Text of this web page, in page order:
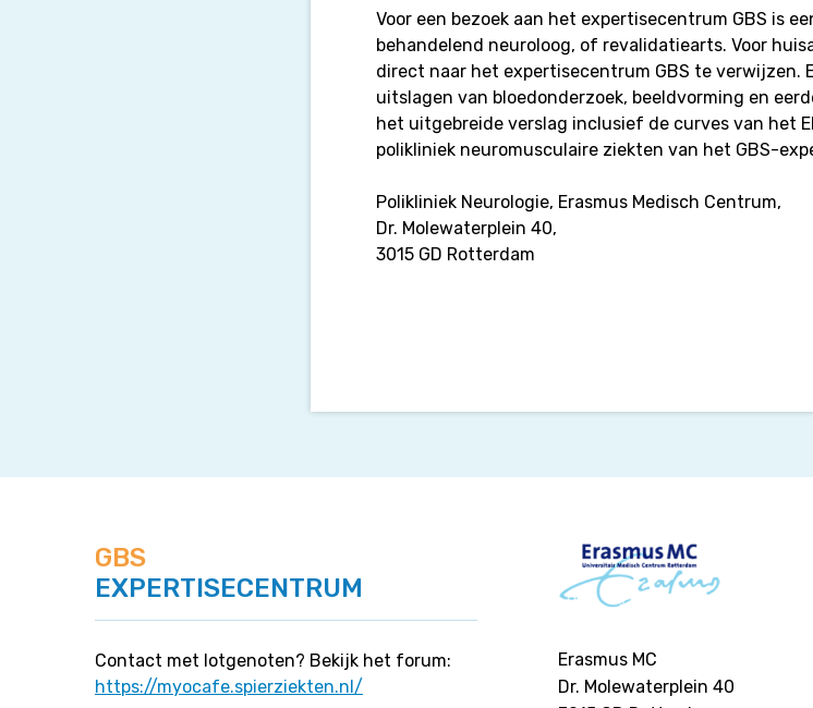
Voor een bezoek aan het expertisecentrum GBS is
behandelend neuroloog, of revalidatiearts. Voor
direct naar het expertisecentrum GBS te verwijzen.
uitslagen van bloedonderzoek, beeldvorming en
het uitgebreide verslag inclusief de curves van het
polikliniek neuromusculaire ziekten van het GBS-
Polikliniek Neurologie, Erasmus Medisch Centrum,
Dr. Molewaterplein 40,
3015 GD Rotterdam
GBS
EXPERTISECENTRUM
Contact met lotgenoten? Bekijk het forum:
https://myocafe.spierziekten.nl/
Erasmus MC
Dr. Molewaterplein 40